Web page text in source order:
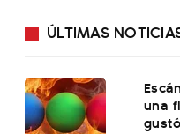
ÚLTIMAS
una